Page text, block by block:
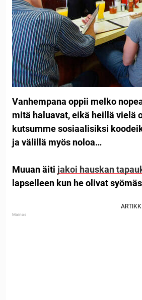
Vanhempana oppii melko
mitä haluavat, eikä heillä vielä
kutsumme sosiaalisiksi
ja välillä myös noloa…
Muuan äiti jakoi hauskan
lapselleen kun he olivat